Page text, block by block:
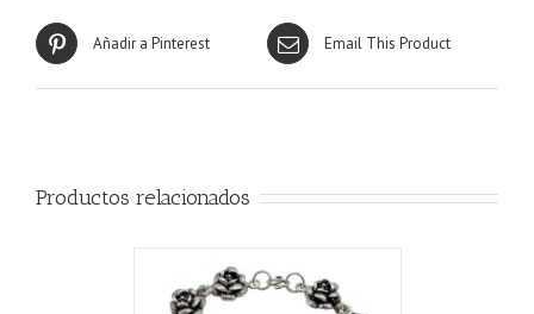
Añadir a Pinterest Email This Product
Productos relacionados